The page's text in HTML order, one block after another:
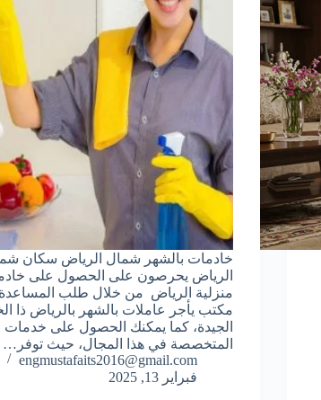
خادمات بالشهر شمال الرياض سكان
الرياض يحرصون على الحصول على
منزلية الرياض من خلال طلب
مكتب يأجر عاملات بالشهر بالرياض ذا
الجيدة، كما يمكنك الحصول على خدمات
المتخصصة في هذا المجال، حيث توفر…
engmustafaits2016@gmail.com
فبراير 13, 2025